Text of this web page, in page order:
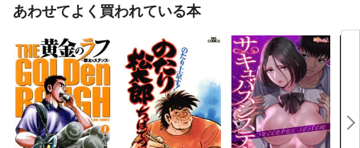
あわせてよく買われている本